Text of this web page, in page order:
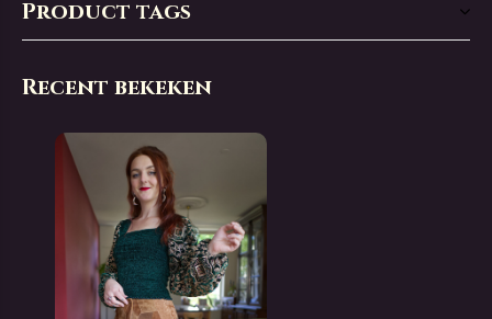
Product tags
Recent bekeken